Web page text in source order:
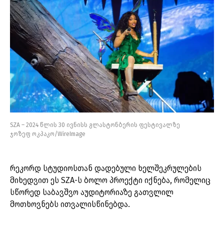
SZA – 2024 წლის 30 ივნისს გლასტონბერის ფესტივალზე
ჯოზეფ ოკპაკო/WireImage
რეკორდ სტუდიოსთან დადებული ხელშეკრულების
მიხედვით ეს SZA-ს ბოლო პროექტი იქნება, რომელიც
სწორედ საბავშვო აუდიტორიაზე გათვლილ
მოთხოვნებს ითვალისწინებდა.